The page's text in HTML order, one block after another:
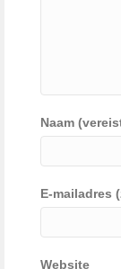
Naam
E-mailadres
Website